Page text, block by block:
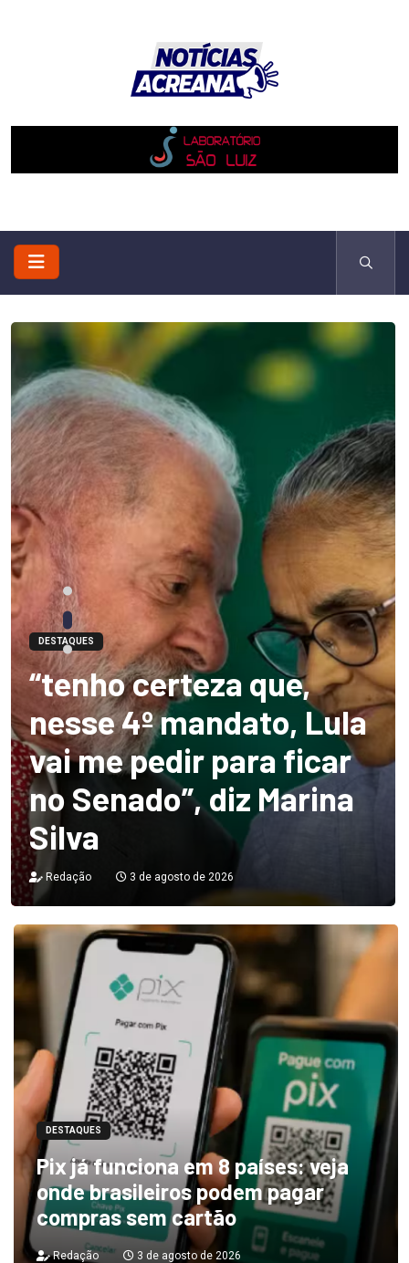
DESTAQUES
“tenho certeza que,
nesse 4º mandato, Lula
vai me pedir para ficar
no Senado”, diz Marina
Silva
Redação 3 de agosto de 2026
DESTAQUES
Pix já funciona em 8 países: veja
onde brasileiros podem pagar
compras sem cartão
Redação 3 de agosto de 2026